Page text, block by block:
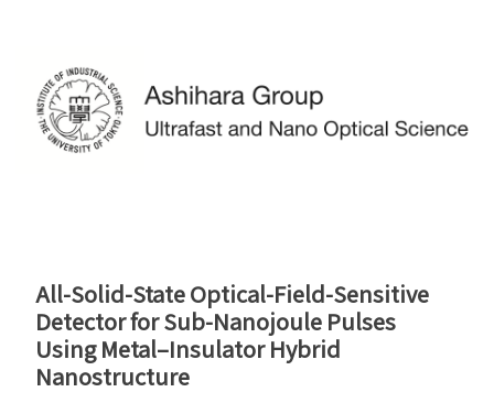
All-Solid-State Optical-Field-Sensitive
Detector for Sub-Nanojoule Pulses
Using Metal–Insulator Hybrid
Nanostructure